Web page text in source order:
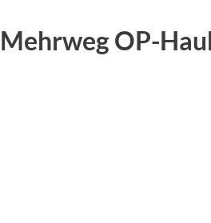
Mehrweg OP-